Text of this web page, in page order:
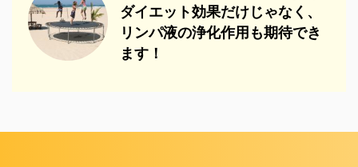
ダイエット効果だけじゃなく、
リンパ液の浄化作用も期待でき
ます！